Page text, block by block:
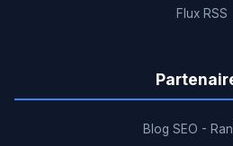
Flux RSS
Blog SEO -